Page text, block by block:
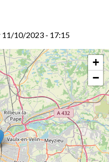
11/10/2023 - 17:15
+
−